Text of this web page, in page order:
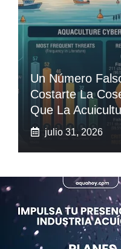
Un Número
Costarte La
Que La
julio 31, 2026